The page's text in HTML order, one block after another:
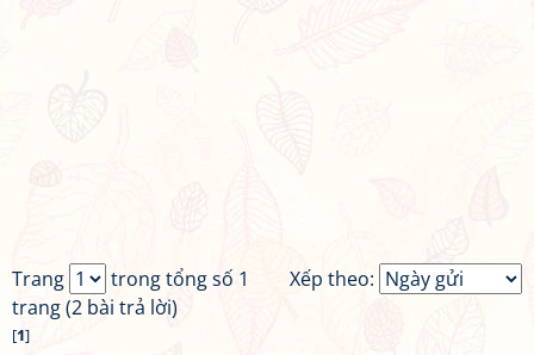
Xếp theo:
Trang
trong tổng số 1
trang (2 bài trả lời)
[1]